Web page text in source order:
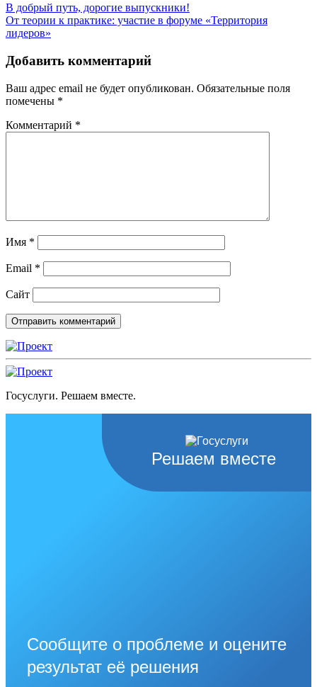
Навигация
по
В добрый путь, дорогие выпускники!
От теории к практике: участие в форуме «Территория
лидеров»
Добавить комментарий
Ваш адрес email не будет опубликован. Обязательные поля
помечены *
Комментарий *
Имя *
Email *
Сайт
Госуслуги. Решаем вместе.
Решаем вместе
Сообщите о проблеме и оцените
результат её решения